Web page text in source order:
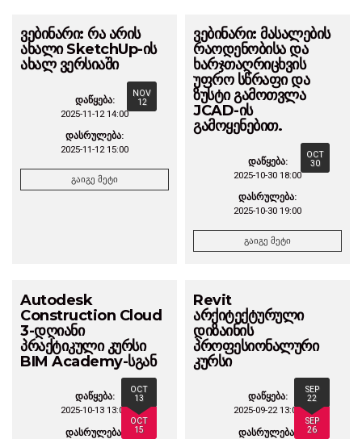
ვებინარი: რა არის
ახალი SketchUp-ის
ახალ ვერსიაში
NOV
12
დაწყება:
2025-11-12 14:00
დასრულება:
2025-11-12 15:00
გაიგე მეტი
ვებინარი: მასალების
რაოდენობისა და
ხარჯთაღრიცხვის
უფრო სწრაფი და
ზუსტი გამოთვლა
JCAD-ის
გამოყენებით.
OCT
30
დაწყება:
2025-10-30 18:00
დასრულება:
2025-10-30 19:00
გაიგე მეტი
Autodesk
Construction Cloud
3-დღიანი
პრაქტიკული კურსი
BIM Academy-სგან
OCT
13
OCT
15
დაწყება:
2025-10-13 13:00
დასრულება:
Revit
არქიტექტურული
დიზაინის
პროფესიონალური
კურსი
SEP
22
SEP
26
დაწყება:
2025-09-22 13:00
დასრულება: